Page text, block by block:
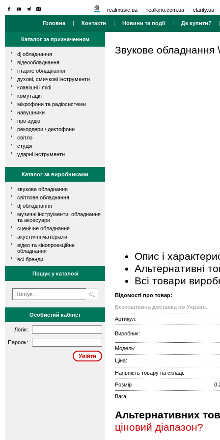
realmusic.ua realkino.com.ua clarity.ua
Головна | Контакти | Новини та події| Де купити?
Каталог за призначенням
dj обладнання
відеообладнання
гітарне обладнання
духові, смичкові інструменти
клавішні і midi
комутація
мікрофони та радіосистеми
навушники
про аудіо
рекордери / диктофони
світло
студія
ударні інструменти
Каталог за виробниками
звукове обладнання
світлове обладнання
dj обладнання
музичні інструменти, обладнання
та аксесуари
сценічне обладнання
акустичні матеріали
відео та кінопроекційне
обладнання
всі бренди
Пошук у каталозі
Особистий кабінет
Логін:
Пароль:
Звукове обладнання
Опис і
Альтернативні
Всі товари
Відомості про товар:
Безкоштовна доставка по Україні.
Артикул:
Виробник:
Модель:
Ціна:
Наявність товару на складі:
Розмір
Вага
Альтернативних
ціновий діапазон?